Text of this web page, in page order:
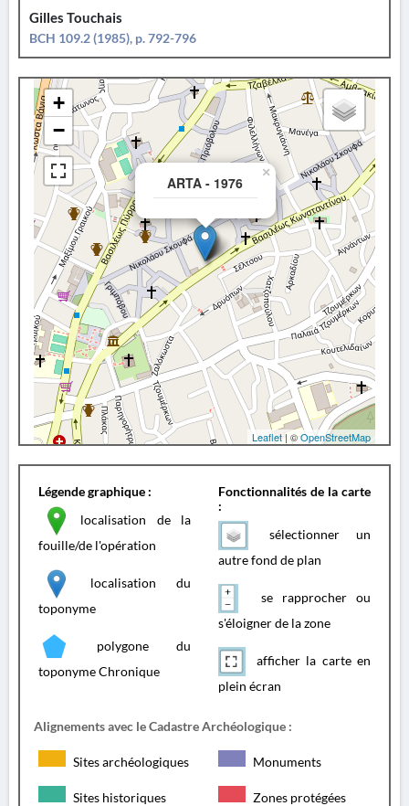
Gilles Touchais
BCH 109.2 (1985), p. 792-796
ARTA - 1976
×
+
−
Leaflet | ©OpenStreetMap
Légende graphique :
localisation de la
fouille/de l'opération
localisation du
toponyme
polygone du
toponyme Chronique
Fonctionnalités de la carte
:
sélectionner un
autre fond de plan
se rapprocher ou
s'éloigner de la zone
afficher la carte en
plein écran
Alignements avec le Cadastre Archéologique :
Sites archéologiques Monuments
Sites historiques Zones protégées